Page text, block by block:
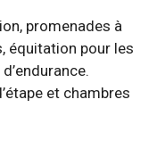
promenades à
équitation pour les
et chambres